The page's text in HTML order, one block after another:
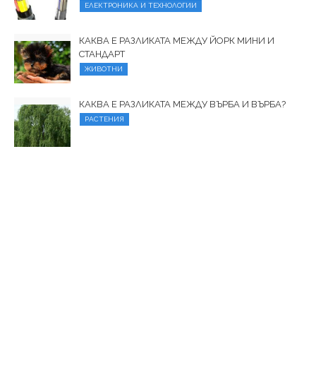
ЕЛЕКТРОНИКА И ТЕХНОЛОГИИ
КАКВА Е РАЗЛИКАТА МЕЖДУ ЙОРК МИНИ И
СТАНДАРТ
ЖИВОТНИ
КАКВА Е РАЗЛИКАТА МЕЖДУ ВЪРБА И ВЪРБА?
РАСТЕНИЯ